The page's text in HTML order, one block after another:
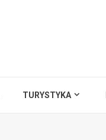
TURYSTYKA